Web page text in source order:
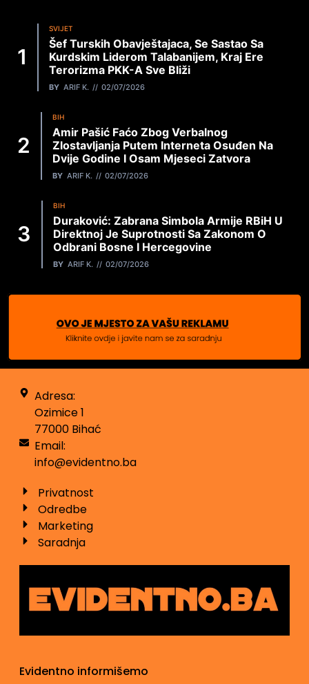
SVIJET
Šef Turskih Obavještajaca, Se Sastao Sa
Kurdskim Liderom Talabanijem, Kraj Ere
Terorizma PKK-A Sve Bliži
BY ARIF K. 02/07/2026
BIH
Amir Pašić Faćo Zbog Verbalnog
Zlostavljanja Putem Interneta Osuđen Na
Dvije Godine I Osam Mjeseci Zatvora
BY ARIF K. 02/07/2026
BIH
Duraković: Zabrana Simbola Armije RBiH U
Direktnoj Je Suprotnosti Sa Zakonom O
Odbrani Bosne I Hercegovine
BY ARIF K. 02/07/2026
Adresa:
Ozimice 1
77000 Bihać
Email:
info@evidentno.ba
Privatnost
Odredbe
Marketing
Saradnja
Evidentno informišemo